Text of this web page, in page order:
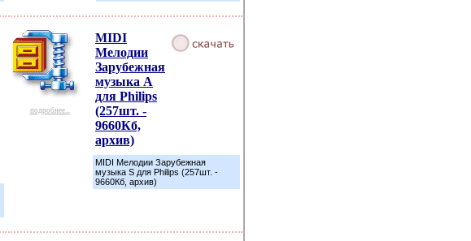
подробнее...
MIDI
Мелодии
Зарубежная
музыка A
для Philips
(257шт. -
9660Кб,
архив)
MIDI Мелодии Зарубежная
музыка S для Philips (257шт. -
9660Кб, архив)